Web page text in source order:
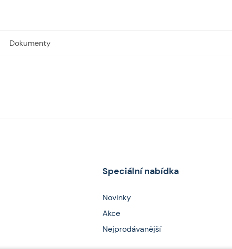
Dokumenty
Speciální nabídka
Novinky
Akce
Nejprodávanější